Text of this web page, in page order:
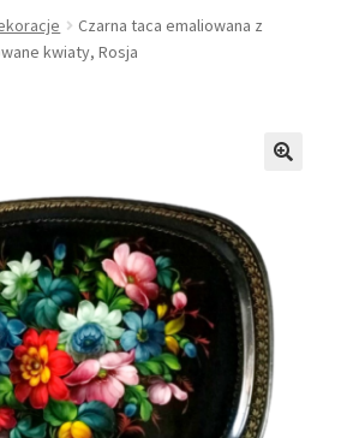
Czarna taca emaliowana z
kwiaty, Rosja